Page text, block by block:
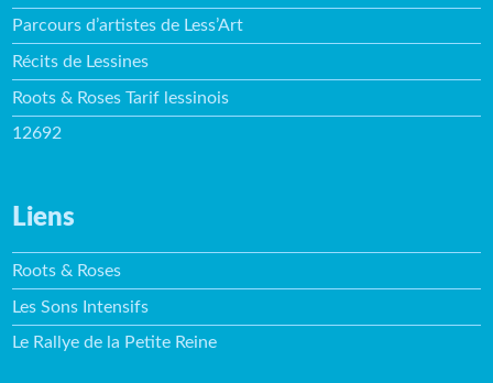
Parcours d’artistes de Less’Art
Récits de Lessines
Roots & Roses Tarif lessinois
12692
Liens
Roots & Roses
Les Sons Intensifs
Le Rallye de la Petite Reine